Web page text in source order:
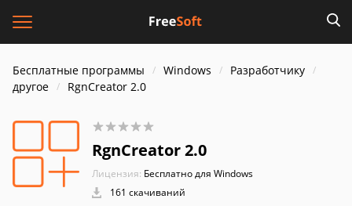
Бесплатные программы Windows
Разработчику
другое
RgnCreator 2.0
RgnCreator 2.0
Лицензия: Бесплатно для Windows
161 скачиваний